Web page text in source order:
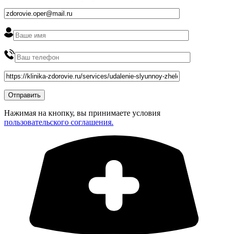
Нажимая на кнопку, вы принимаете условия
пользовательского соглашения.